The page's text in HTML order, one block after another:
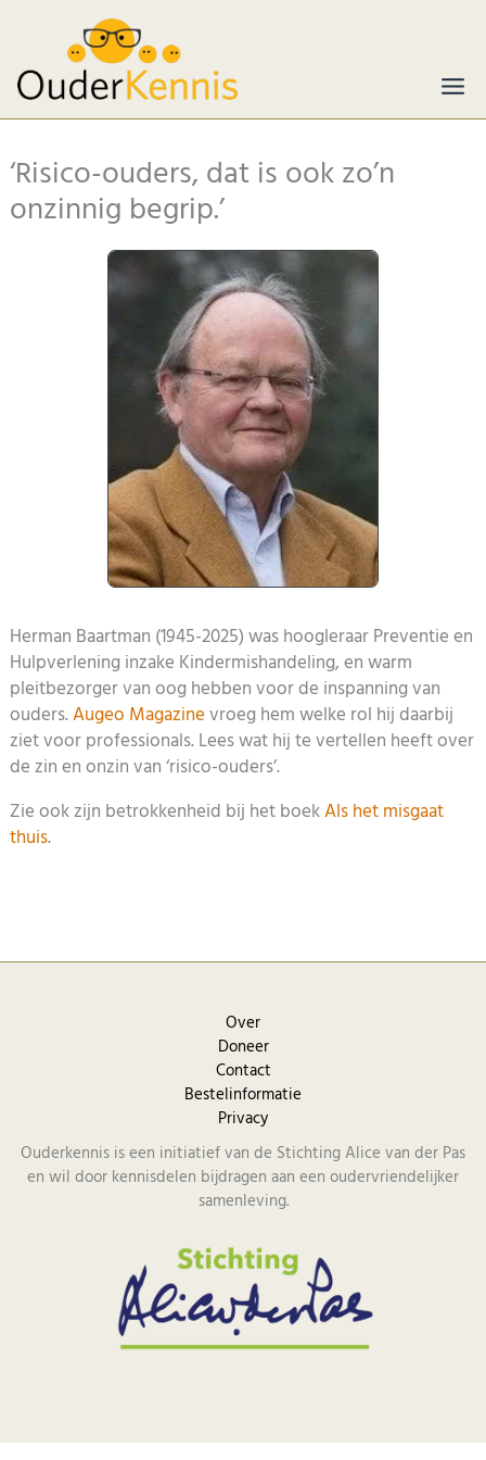
inhoud
‘Risico-ouders, dat is ook zo’n
onzinnig begrip.’
Herman Baartman (1945-2025) was hoogleraar Preventie en
Hulpverlening inzake Kindermishandeling, en warm
pleitbezorger van oog hebben voor de inspanning van
ouders.Augeo Magazinevroeg hem welke rol hij daarbij
ziet voor professionals. Lees wat hij te vertellen heeft over
de zin en onzin van ‘risico-ouders’.
Zie ook zijn betrokkenheid bij het boekAls het misgaat
thuis.
Over
Doneer
Contact
Bestelinformatie
Privacy
Ouderkennis is een initiatief van de Stichting Alice van der Pas
en wil door kennisdelen bijdragen aan een oudervriendelijker
samenleving.